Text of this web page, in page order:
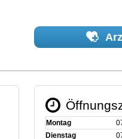
Montag
Dienstag